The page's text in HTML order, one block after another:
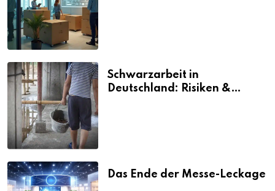
Schwarzarbeit in
Deutschland: Risiken &
Das Ende der Messe-Leckage